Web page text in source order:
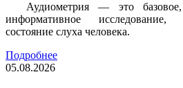
Аудиометрия — это
информативное исследование,
состояние слуха человека.
Подробнее
05.08.2026